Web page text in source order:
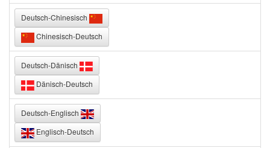
Deutsch-Chinesisch
Chinesisch-Deutsch
Deutsch-Dänisch
Dänisch-Deutsch
Deutsch-Englisch
Englisch-Deutsch